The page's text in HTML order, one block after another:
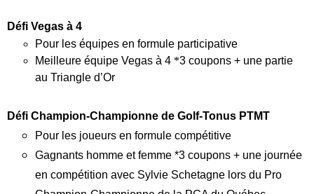
Défi Vegas à 4
Pour les équipes en formule participative
Meilleure équipe Vegas à 4 *3 coupons + une partie
au Triangle d’Or
Défi Champion‑Championne de Golf‑Tonus PTMT
Pour les joueurs en formule compétitive
Gagnants homme et femme *3 coupons + une journée
en compétition avec Sylvie Schetagne lors du Pro